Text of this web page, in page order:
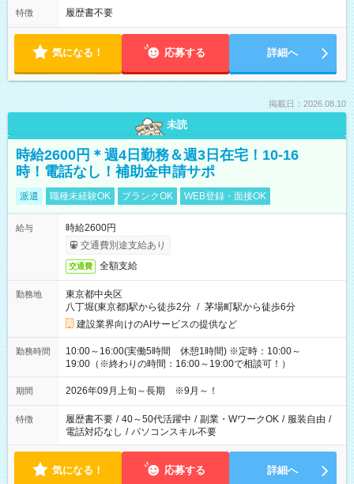
特徴 履歴書不要
気になる！ 応募する 詳細へ
掲載日：2026.08.10
未読
時給2600円＊週4日勤務＆週3日在宅！10-16
時！電話なし！補助金申請サポ
派遣 職種未経験OK ブランクOK WEB登録・面接OK
給与
時給2600円
交通費別途支給あり
交通費 全額支給
勤務地
東京都中央区
八丁堀(東京都)駅から徒歩2分 / 茅場町駅から徒歩6分
建設業界向けのAIサービスの提供など
勤務時間
10:00～16:00(実働5時間 休憩1時間) ※定時：10:00～
19:00（※終わりの時間：16:00～19:00で相談可！）
期間 2026年09月上旬～長期 ※9月～！
特徴 履歴書不要 / 40～50代活躍中 / 副業・WワークOK / 服装自由 /
電話対応なし / パソコンスキル不要
気になる！ 応募する 詳細へ